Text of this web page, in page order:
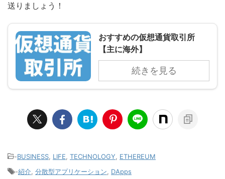
送りましょう！
おすすめの仮想通貨取引所
【主に海外】
続きを見る
-BUSINESS, LIFE, TECHNOLOGY, ETHEREUM
-紹介, 分散型アプリケーション, DApps